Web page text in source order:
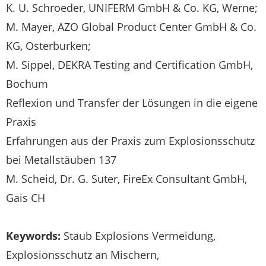
K. U. Schroeder, UNIFERM GmbH & Co. KG, Werne;
M. Mayer, AZO Global Product Center GmbH & Co.
KG, Osterburken;
M. Sippel, DEKRA Testing and Certification GmbH,
Bochum
Reflexion und Transfer der Lösungen in die eigene
Praxis
Erfahrungen aus der Praxis zum Explosionsschutz
bei Metallstäuben 137
M. Scheid, Dr. G. Suter, FireEx Consultant GmbH,
Gais CH
Keywords: Staub Explosions Vermeidung,
Explosionsschutz an Mischern,